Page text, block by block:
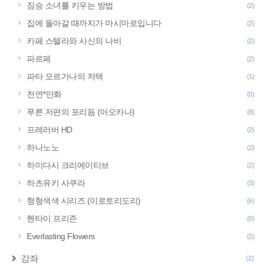
짐승 소녀를 키우는 방법 (2)
집에 돌아갈 때까지가 마시마로입니다 (2)
카페 스텔라와 사신의 나비 (2)
파르페 (2)
파타 모르가나의 저택 (1)
천연*만화 (0)
푸른 저편의 포리듬 (아오카나) (8)
프레러버 HD (2)
하나노노 (2)
하미다시 크리에이티브 (2)
하츠유키 사쿠라 (3)
형형색색 시리즈 (이로토리도리) (6)
헨타이 프리즌 (0)
Everlasting Flowers (2)
강좌 (2)